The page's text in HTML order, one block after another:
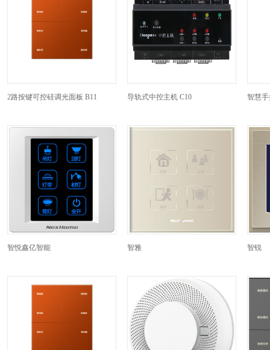
2路按键可控硅调光面板 B11 导轨式中控主机 C10 智慧手
智悦鑫亿智能 智雅 智锐